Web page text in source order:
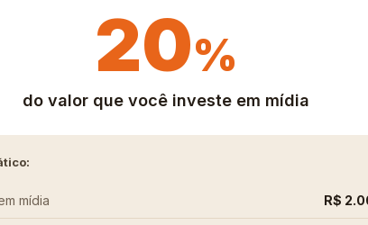
20%
do valor que você investe em mídia
mídia R$